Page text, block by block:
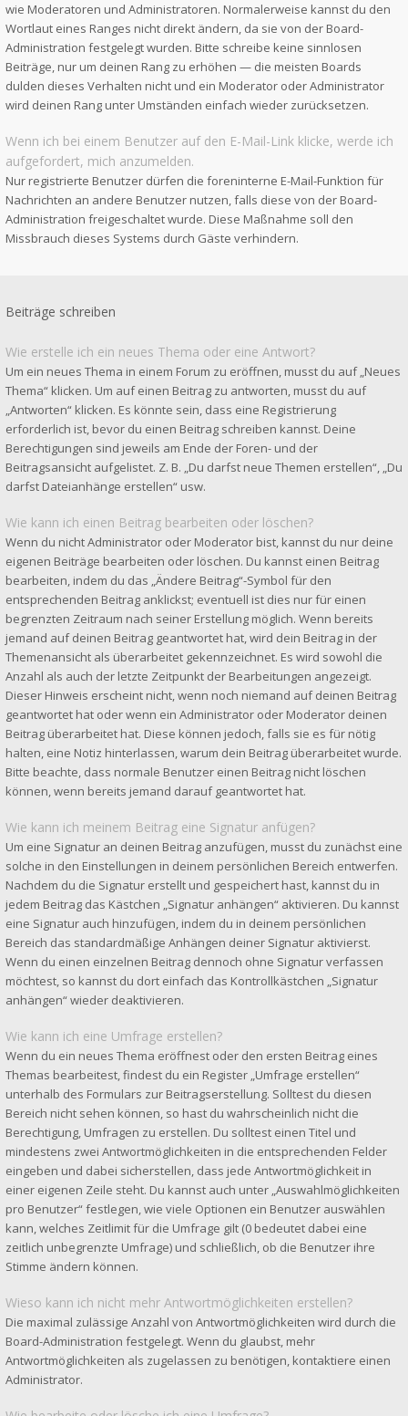
wie Moderatoren und Administratoren. Normalerweise kannst du den
Wortlaut eines Ranges nicht direkt ändern, da sie von der Board-
Administration festgelegt wurden. Bitte schreibe keine sinnlosen
Beiträge, nur um deinen Rang zu erhöhen — die meisten Boards
dulden dieses Verhalten nicht und ein Moderator oder Administrator
wird deinen Rang unter Umständen einfach wieder zurücksetzen.
Wenn ich bei einem Benutzer auf den E-Mail-Link klicke, werde ich
aufgefordert, mich anzumelden.
Nur registrierte Benutzer dürfen die foreninterne E-Mail-Funktion für
Nachrichten an andere Benutzer nutzen, falls diese von der Board-
Administration freigeschaltet wurde. Diese Maßnahme soll den
Missbrauch dieses Systems durch Gäste verhindern.
Beiträge schreiben
Wie erstelle ich ein neues Thema oder eine Antwort?
Um ein neues Thema in einem Forum zu eröffnen, musst du auf „Neues
Thema“ klicken. Um auf einen Beitrag zu antworten, musst du auf
„Antworten“ klicken. Es könnte sein, dass eine Registrierung
erforderlich ist, bevor du einen Beitrag schreiben kannst. Deine
Berechtigungen sind jeweils am Ende der Foren- und der
Beitragsansicht aufgelistet. Z. B. „Du darfst neue Themen erstellen“, „Du
darfst Dateianhänge erstellen“ usw.
Wie kann ich einen Beitrag bearbeiten oder löschen?
Wenn du nicht Administrator oder Moderator bist, kannst du nur deine
eigenen Beiträge bearbeiten oder löschen. Du kannst einen Beitrag
bearbeiten, indem du das „Ändere Beitrag“-Symbol für den
entsprechenden Beitrag anklickst; eventuell ist dies nur für einen
begrenzten Zeitraum nach seiner Erstellung möglich. Wenn bereits
jemand auf deinen Beitrag geantwortet hat, wird dein Beitrag in der
Themenansicht als überarbeitet gekennzeichnet. Es wird sowohl die
Anzahl als auch der letzte Zeitpunkt der Bearbeitungen angezeigt.
Dieser Hinweis erscheint nicht, wenn noch niemand auf deinen Beitrag
geantwortet hat oder wenn ein Administrator oder Moderator deinen
Beitrag überarbeitet hat. Diese können jedoch, falls sie es für nötig
halten, eine Notiz hinterlassen, warum dein Beitrag überarbeitet wurde.
Bitte beachte, dass normale Benutzer einen Beitrag nicht löschen
können, wenn bereits jemand darauf geantwortet hat.
Wie kann ich meinem Beitrag eine Signatur anfügen?
Um eine Signatur an deinen Beitrag anzufügen, musst du zunächst eine
solche in den Einstellungen in deinem persönlichen Bereich entwerfen.
Nachdem du die Signatur erstellt und gespeichert hast, kannst du in
jedem Beitrag das Kästchen „Signatur anhängen“ aktivieren. Du kannst
eine Signatur auch hinzufügen, indem du in deinem persönlichen
Bereich das standardmäßige Anhängen deiner Signatur aktivierst.
Wenn du einen einzelnen Beitrag dennoch ohne Signatur verfassen
möchtest, so kannst du dort einfach das Kontrollkästchen „Signatur
anhängen“ wieder deaktivieren.
Wie kann ich eine Umfrage erstellen?
Wenn du ein neues Thema eröffnest oder den ersten Beitrag eines
Themas bearbeitest, findest du ein Register „Umfrage erstellen“
unterhalb des Formulars zur Beitragserstellung. Solltest du diesen
Bereich nicht sehen können, so hast du wahrscheinlich nicht die
Berechtigung, Umfragen zu erstellen. Du solltest einen Titel und
mindestens zwei Antwortmöglichkeiten in die entsprechenden Felder
eingeben und dabei sicherstellen, dass jede Antwortmöglichkeit in
einer eigenen Zeile steht. Du kannst auch unter „Auswahlmöglichkeiten
pro Benutzer“ festlegen, wie viele Optionen ein Benutzer auswählen
kann, welches Zeitlimit für die Umfrage gilt (0 bedeutet dabei eine
zeitlich unbegrenzte Umfrage) und schließlich, ob die Benutzer ihre
Stimme ändern können.
Wieso kann ich nicht mehr Antwortmöglichkeiten erstellen?
Die maximal zulässige Anzahl von Antwortmöglichkeiten wird durch die
Board-Administration festgelegt. Wenn du glaubst, mehr
Antwortmöglichkeiten als zugelassen zu benötigen, kontaktiere einen
Administrator.